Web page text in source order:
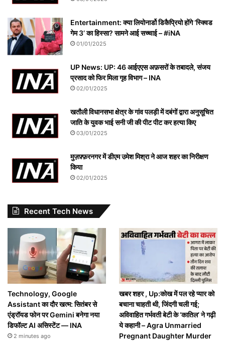
Entertainment: क्या लियोनार्डो डिकैप्रियो होंगे ‘स्क्विड
गेम 3’ का हिस्सा? सामने आई सच्चाई – #iNA
01/01/2025
UP News: UP: 46 आईएएस अफ़सरों के तबादले, संजय
प्रसाद को फिर मिला गृह विभाग – INA
02/01/2025
खतौली विधानसभा क्षेत्र के गांव पलड़ी में दबंगों द्वारा अनुसूचित
जाति के युवक भाई सनी जी की पीट पीट कर हत्या किए
03/01/2025
मुज़फ़्फ़रनगर में डीएम उमेश मिश्रा ने आज शहर का निरीक्षण
किया
02/01/2025
Recent Tech News
Technology, Google
Assistant का दौर खत्म: सितंबर से
एंड्रॉयड फोन पर Gemini बनेगा नया
डिफॉल्ट AI असिस्टेंट — INA
2 minutes ago
खबर शहर , Up:कोख में पल रहे प्यार को
बचाना चाहती थी, जिंदगी चली गई;
अविवाहित गर्भवती बेटी के ‘कातिल’ ने गढ़ी
ये कहानी – Agra Unmarried
Pregnant Daughter Murder